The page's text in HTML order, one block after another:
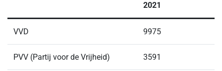
2021
VVD 9975
PVV (Partij voor de Vrijheid) 3591